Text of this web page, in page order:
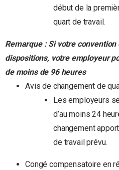
début de la
quart de travail.
Remarque : Si votre
dispositions, votre employeur
de moins de 96 heures
Avis de changement de
Les employeurs
d’au moins 24
changement
de travail prévu.
Congé compensatoire en